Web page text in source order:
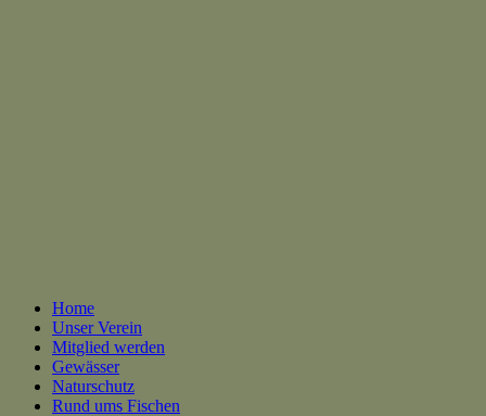
Primary
Menu
Home
Unser Verein
Mitglied werden
Gewässer
Naturschutz
Rund ums Fischen